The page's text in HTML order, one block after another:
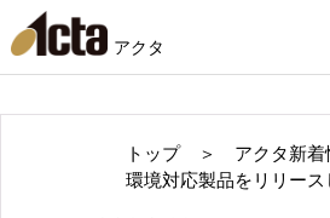
アクタ
トップ＞ アクタ新着
環境対応製品をリリース